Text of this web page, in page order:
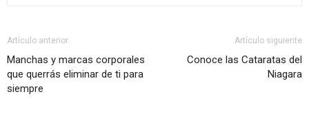
Artículo anterior
Manchas y marcas corporales
que querrás eliminar de ti para
siempre
Artículo siguiente
Conoce las Cataratas del
Niagara